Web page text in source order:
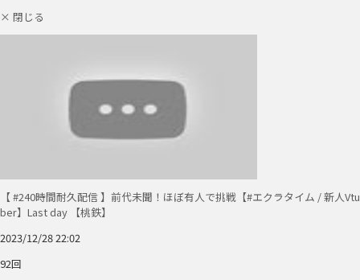
× 閉じる
【 #240時間耐久配信 】前代未聞！ほぼ有人で挑戦【#エクラタイム / 新人Vtu
ber】Last day 【桃鉄】
2023/12/28 22:02
92回